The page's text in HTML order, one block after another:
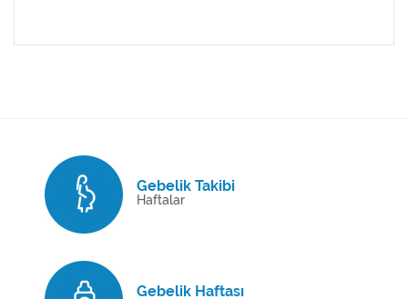
Gebelik Takibi
Haftalar
Gebelik Haftası